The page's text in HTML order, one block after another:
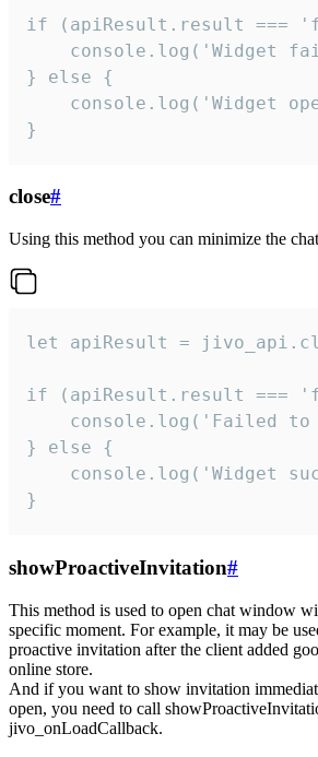
if (apiResult.result
console.log('Widget
} else {
console.log('Widget
}
close#
Using this method you can minimize the
let apiResult =
if (apiResult.result
console.log('Failed to
} else {
console.log('Widget
}
showProactiveInvitation#
This method is used to open chat window
specific moment. For example, it may be
proactive invitation after the client added
online store.
And if you want to show invitation
open, you need to call
jivo_onLoadCallback.